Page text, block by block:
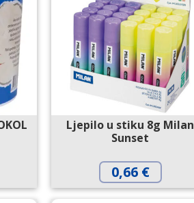
Ljepilo u stiku 8g Milan
Sunset
0,66 €